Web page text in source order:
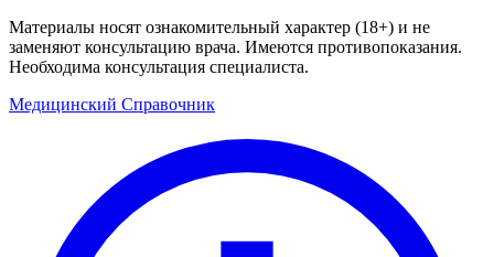
Материалы носят ознакомительный характер (18+) и не
заменяют консультацию врача. Имеются противопоказания.
Необходима консультация специалиста.
Медицинский Справочник